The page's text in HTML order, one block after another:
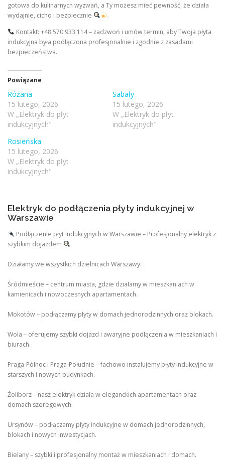
gotowa do kulinarnych wyzwań, a Ty możesz mieć pewność, że działa
wydajnie, cicho i bezpiecznie
.
Kontakt: +48 570 933 114 – zadzwoń i umów termin, aby Twoja płyta
indukcyjna była podłączona profesjonalnie i zgodnie z zasadami
bezpieczeństwa.
Powiązane
Różana
15 lutego, 2026
W „Elektryk do płyt
indukcyjnych"
Sabały
15 lutego, 2026
W „Elektryk do płyt
indukcyjnych"
Rosieńska
15 lutego, 2026
W „Elektryk do płyt
indukcyjnych"
Elektryk do podłączenia płyty indukcyjnej w
Warszawie
Podłączenie płyt indukcyjnych w Warszawie – Profesjonalny elektryk z
szybkim dojazdem
Działamy we wszystkich dzielnicach Warszawy:
Śródmieście – centrum miasta, gdzie działamy w mieszkaniach w
kamienicach i nowoczesnych apartamentach.
Mokotów – podłączamy płyty w domach jednorodzinnych oraz blokach.
Wola – oferujemy szybki dojazd i awaryjne podłączenia w mieszkaniach i
biurach.
Praga-Północ i Praga-Południe – fachowo instalujemy płyty indukcyjne w
starszych i nowych budynkach.
Żoliborz – nasz elektryk działa w eleganckich apartamentach oraz
domach szeregowych.
Ursynów – podłączamy płyty indukcyjne w domach jednorodzinnych,
blokach i nowych inwestycjach.
Bielany – szybki i profesjonalny montaż w mieszkaniach i domach.